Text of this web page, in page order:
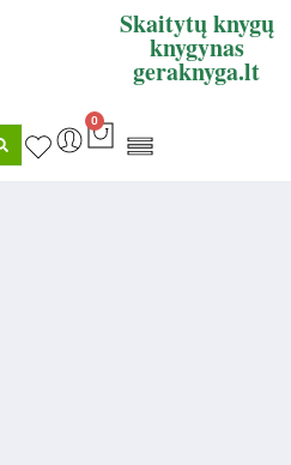
Skaitytų knygų
knygynas
geraknyga.lt
0